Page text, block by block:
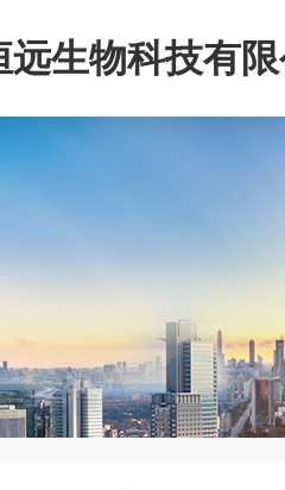
远生物科技有